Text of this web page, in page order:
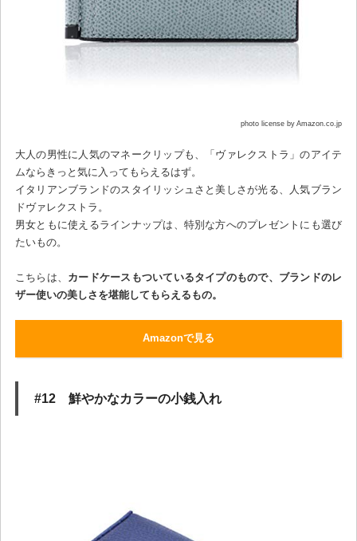
photo license by Amazon.co.jp
大人の男性に人気のマネークリップも、「ヴァレクストラ」のアイテ
ムならきっと気に入ってもらえるはず。
イタリアンブランドのスタイリッシュさと美しさが光る、人気ブラン
ドヴァレクストラ。
男女ともに使えるラインナップは、特別な方へのプレゼントにも選び
たいもの。
こちらは、 カードケースもついているタイプのもので、ブランドのレ
ザー使いの美しさを堪能してもらえるもの。
Amazonで見る
#12 鮮やかなカラーの小銭入れ